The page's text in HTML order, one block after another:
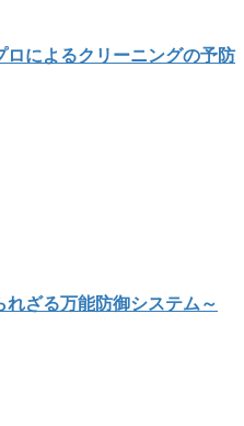
によるクリーニングの予防
ざる万能防御システム～